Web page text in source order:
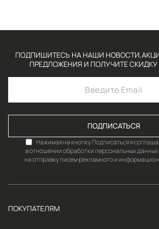
ПОДПИШИТЕСЬ НА НАШИ
ПРЕДЛОЖЕНИЯ И ПОЛУЧИТЕ СКИДКУ
ПОДПИСАТЬСЯ
Нажимая на кнопку Подписаться я
в отношении обработки персональных
на отправку писем рекламного и
ПОКУПАТЕЛЯМ